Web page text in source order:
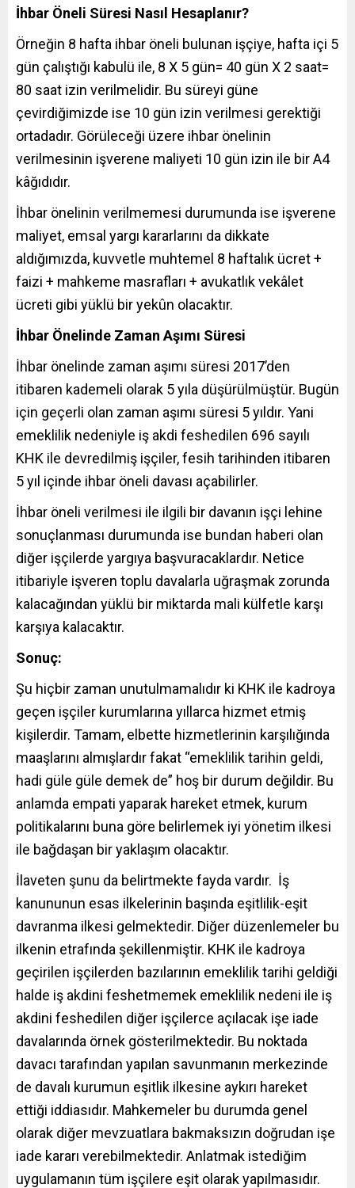
İhbar Öneli Süresi Nasıl Hesaplanır?
Örneğin 8 hafta ihbar öneli bulunan işçiye, hafta içi 5
gün çalıştığı kabulü ile, 8 X 5 gün= 40 gün X 2 saat=
80 saat izin verilmelidir. Bu süreyi güne
çevirdiğimizde ise 10 gün izin verilmesi gerektiği
ortadadır. Görüleceği üzere ihbar önelinin
verilmesinin işverene maliyeti 10 gün izin ile bir A4
kâğıdıdır.
İhbar önelinin verilmemesi durumunda ise işverene
maliyet, emsal yargı kararlarını da dikkate
aldığımızda, kuvvetle muhtemel 8 haftalık ücret +
faizi + mahkeme masrafları + avukatlık vekâlet
ücreti gibi yüklü bir yekûn olacaktır.
İhbar Önelinde Zaman Aşımı Süresi
İhbar önelinde zaman aşımı süresi 2017’den
itibaren kademeli olarak 5 yıla düşürülmüştür. Bugün
için geçerli olan zaman aşımı süresi 5 yıldır. Yani
emeklilik nedeniyle iş akdi feshedilen 696 sayılı
KHK ile devredilmiş işçiler, fesih tarihinden itibaren
5 yıl içinde ihbar öneli davası açabilirler.
İhbar öneli verilmesi ile ilgili bir davanın işçi lehine
sonuçlanması durumunda ise bundan haberi olan
diğer işçilerde yargıya başvuracaklardır. Netice
itibariyle işveren toplu davalarla uğraşmak zorunda
kalacağından yüklü bir miktarda mali külfetle karşı
karşıya kalacaktır.
Sonuç:
Şu hiçbir zaman unutulmamalıdır ki KHK ile kadroya
geçen işçiler kurumlarına yıllarca hizmet etmiş
kişilerdir. Tamam, elbette hizmetlerinin karşılığında
maaşlarını almışlardır fakat “emeklilik tarihin geldi,
hadi güle güle demek de” hoş bir durum değildir. Bu
anlamda empati yaparak hareket etmek, kurum
politikalarını buna göre belirlemek iyi yönetim ilkesi
ile bağdaşan bir yaklaşım olacaktır.
İlaveten şunu da belirtmekte fayda vardır. İş
kanununun esas ilkelerinin başında eşitlilik-eşit
davranma ilkesi gelmektedir. Diğer düzenlemeler bu
ilkenin etrafında şekillenmiştir. KHK ile kadroya
geçirilen işçilerden bazılarının emeklilik tarihi geldiği
halde iş akdini feshetmemek emeklilik nedeni ile iş
akdini feshedilen diğer işçilerce açılacak işe iade
davalarında örnek gösterilmektedir. Bu noktada
davacı tarafından yapılan savunmanın merkezinde
de davalı kurumun eşitlik ilkesine aykırı hareket
ettiği iddiasıdır. Mahkemeler bu durumda genel
olarak diğer mevzuatlara bakmaksızın doğrudan işe
iade kararı verebilmektedir. Anlatmak istediğim
uygulamanın tüm işçilere eşit olarak yapılmasıdır.